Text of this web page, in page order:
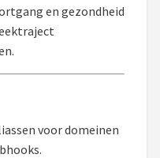
en gezondheid
voor domeinen